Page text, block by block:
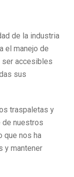
de la industria
el manejo de
ser accesibles
sus
traspaletas y
de nuestros
que nos ha
y mantener